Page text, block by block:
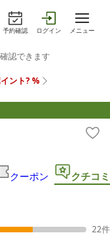
予約確認 ログイン メニュー
クーポン クチコミ
22件